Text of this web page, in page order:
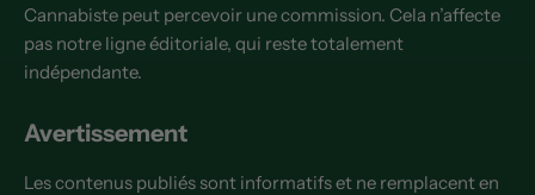
Cannabiste peut percevoir une commission. Cela n’affecte
pas notre ligne éditoriale, qui reste totalement
indépendante.
Avertissement
Les contenus publiés sont informatifs et ne remplacent en